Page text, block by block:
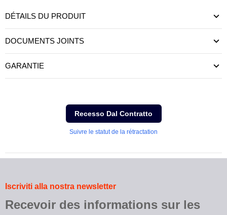
DÉTAILS DU PRODUIT
DOCUMENTS JOINTS
GARANTIE
Recesso Dal Contratto
Suivre le statut de la rétractation
Iscriviti alla nostra newsletter
Recevoir des informations sur les